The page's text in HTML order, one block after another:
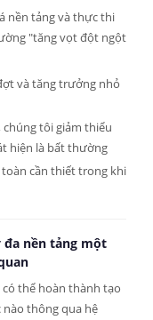
nền tảng và thực thi
"tăng vọt đột ngột
và tăng trưởng nhỏ
tôi giảm thiểu
hiện là bất thường
cần thiết trong khi
đa nền tảng một
thể hoàn thành tạo
thông qua hệ